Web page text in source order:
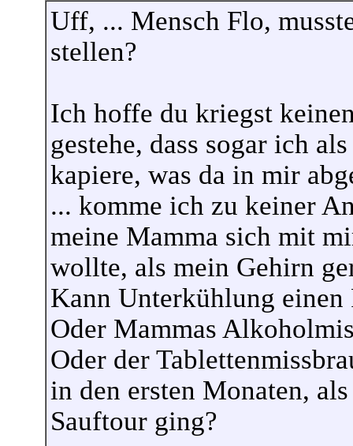
Uff, ... Mensch Flo,
stellen?
Ich hoffe du kriegst
gestehe, dass sogar ich
kapiere, was da in mir
... komme ich zu keiner
meine Mamma sich mit
wollte, als mein Gehirn
Kann Unterkühlung einen
Oder Mammas
Oder der
in den ersten Monaten,
Sauftour ging?